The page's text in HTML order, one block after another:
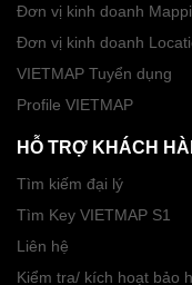
Đơn vị kinh doanh
Đơn vị kinh doanh
VIETMAP Tuyển dụng
Profile VIETMAP
HỖ TRỢ KHÁCH
Tìm kiếm đại lý
Tìm Key VIETMAP S1
Liên hệ
Kiểm tra/ kích hoạt bảo